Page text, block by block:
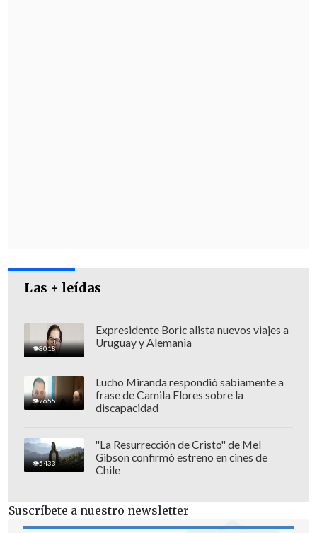
Las + leídas
8018
Expresidente Boric alista nuevos viajes a
Uruguay y Alemania
7655
Lucho Miranda respondió sabiamente a
frase de Camila Flores sobre la
discapacidad
5433
"La Resurrección de Cristo" de Mel
Gibson confirmó estreno en cines de
Chile
Suscríbete a nuestro newsletter